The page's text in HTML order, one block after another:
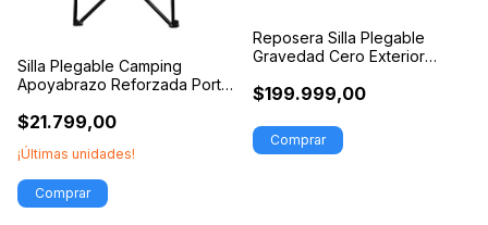
Silla Plegable Camping
Apoyabrazo Reforzada Porta
$21.799,00
¡Últimas unidades!
Reposera Silla Plegable
Gravedad Cero Exterior
$199.999,00